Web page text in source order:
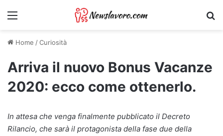
Menu
Home /Curiosità
Arriva il nuovo Bonus Vacanze
2020: ecco come ottenerlo.
In attesa che venga finalmente pubblicato il Decreto
Rilancio, che sarà il protagonista della fase due della